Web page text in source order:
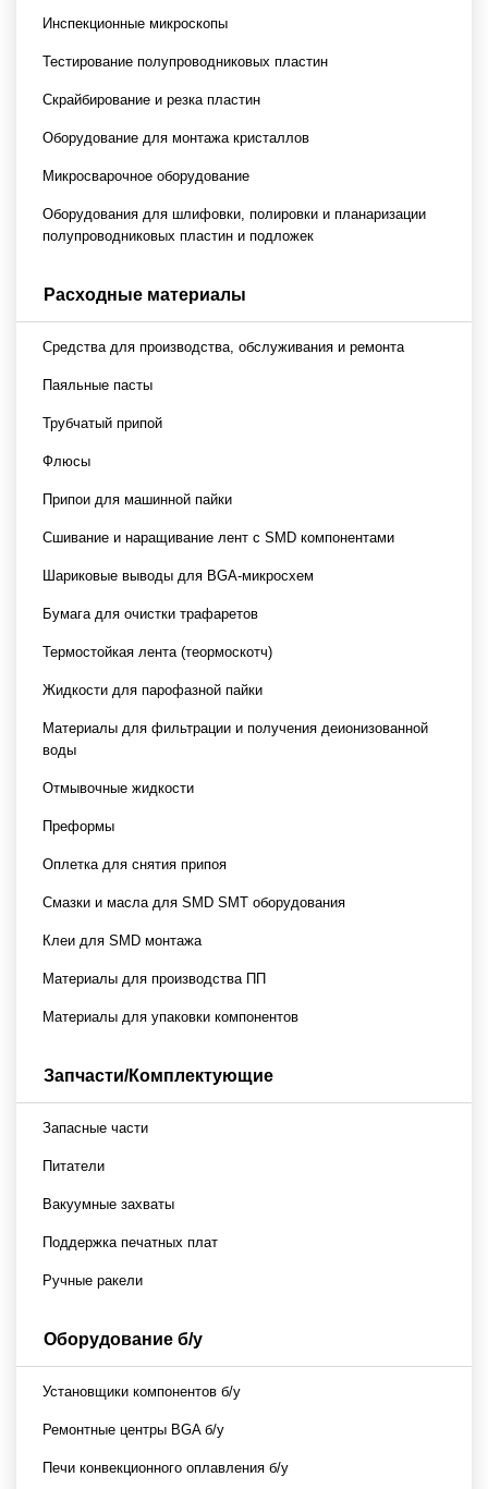
Инспекционные микроскопы
Тестирование полупроводниковых пластин
Скрайбирование и резка пластин
Оборудование для монтажа кристаллов
Микросварочное оборудование
Оборудования для шлифовки, полировки и планаризации
полупроводниковых пластин и подложек
Расходные материалы
Средства для производства, обслуживания и ремонта
Паяльные пасты
Трубчатый припой
Флюсы
Припои для машинной пайки
Сшивание и наращивание лент с SMD компонентами
Шариковые выводы для BGA-микросхем
Бумага для очистки трафаретов
Термостойкая лента (теормоскотч)
Жидкости для парофазной пайки
Материалы для фильтрации и получения деионизованной
воды
Отмывочные жидкости
Преформы
Оплетка для снятия припоя
Смазки и масла для SMD SMT оборудования
Клеи для SMD монтажа
Материалы для производства ПП
Материалы для упаковки компонентов
Запчасти/Комплектующие
Запасные части
Питатели
Вакуумные захваты
Поддержка печатных плат
Ручные ракели
Оборудование б/у
Установщики компонентов б/у
Ремонтные центры BGA б/у
Печи конвекционного оплавления б/у